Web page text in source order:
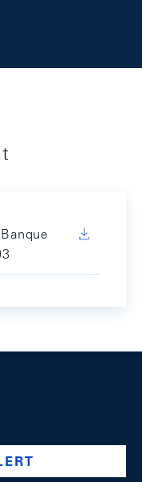
swiss-national-
@swissnationalbank